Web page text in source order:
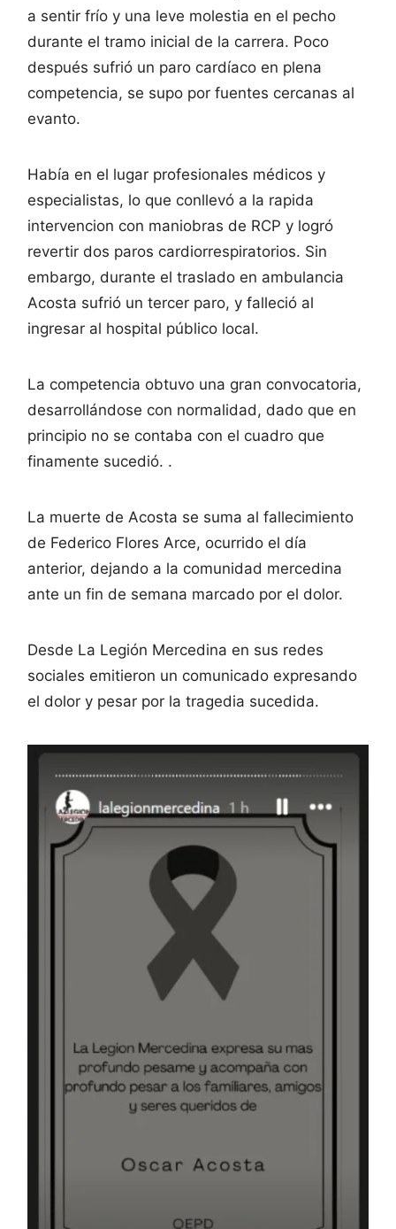
a sentir frío y una leve molestia en el pecho
durante el tramo inicial de la carrera. Poco
después sufrió un paro cardíaco en plena
competencia, se supo por fuentes cercanas al
evanto.
Había en el lugar profesionales médicos y
especialistas, lo que conllevó a la rapida
intervencion con maniobras de RCP y logró
revertir dos paros cardiorrespiratorios. Sin
embargo, durante el traslado en ambulancia
Acosta sufrió un tercer paro, y falleció al
ingresar al hospital público local.
La competencia obtuvo una gran convocatoria,
desarrollándose con normalidad, dado que en
principio no se contaba con el cuadro que
finamente sucedió. .
La muerte de Acosta se suma al fallecimiento
de Federico Flores Arce, ocurrido el día
anterior, dejando a la comunidad mercedina
ante un fin de semana marcado por el dolor.
Desde La Legión Mercedina en sus redes
sociales emitieron un comunicado expresando
el dolor y pesar por la tragedia sucedida.